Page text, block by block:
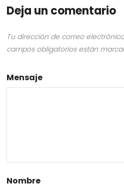
Deja un comentario
Tu dirección de correo
campos obligatorios están
Mensaje
Nombre